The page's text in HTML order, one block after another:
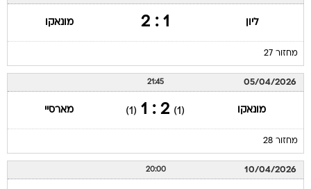
ליון 1 : 2 מונאקו
מחזור 27
05/04/2026
21:45
מונאקו (1)
2 : 1
(1) מארסיי
מחזור 28
10/04/2026
20:00